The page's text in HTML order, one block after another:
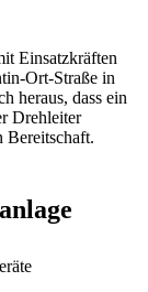
Einsatzkräften
Ort-Straße in
heraus, dass ein
Drehleiter
Bereitschaft.